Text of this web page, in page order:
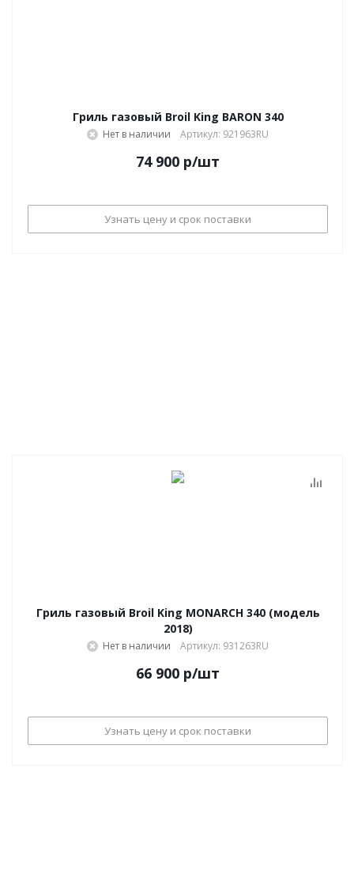
Гриль газовый Broil King BARON 340
Нет в наличии Артикул: 921963RU
74 900 р/шт
Узнать цену и срок поставки
Гриль газовый Broil King MONARCH 340 (модель
2018)
Нет в наличии Артикул: 931263RU
66 900 р/шт
Узнать цену и срок поставки